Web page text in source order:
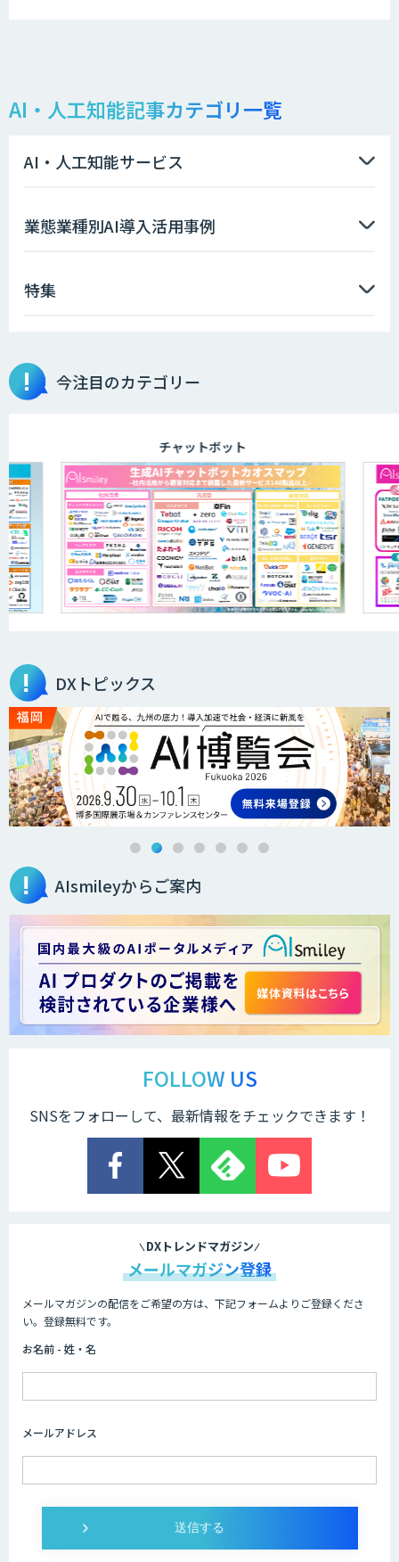
AI・人工知能記事カテゴリ一覧
AI・人工知能サービス
業態業種別AI導入活用事例
特集
今注目のカテゴリー
チャットボット
DXトピックス
AIsmileyからご案内
FOLLOW US
SNSをフォローして、最新情報をチェックできます！
DXトレンドマガジン
メールマガジン登録
メールマガジンの配信をご希望の方は、下記フォームよりご登録くださ
い。登録無料です。
お名前 - 姓・名
メールアドレス